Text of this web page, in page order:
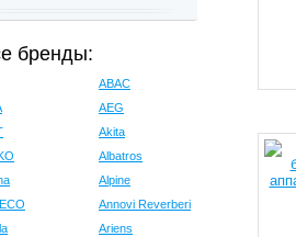
бренды:
ABAC
AEG
Akita
Albatros
Alpine
Annovi Reverberi
Ariens